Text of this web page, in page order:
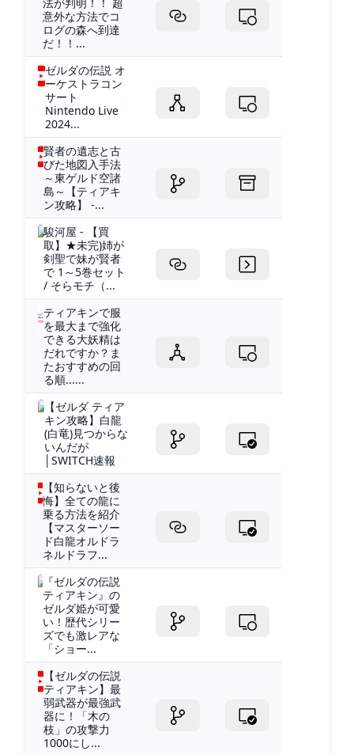
意外な方法でコ
ログの森へ到達
だ！！...
ゼルダの伝説 オ
ーケストラコン
サート
Nintendo Live
2024...
賢者の遺志と古
びた地図入手法
～東ゲルド空諸
島～【ティアキ
ン攻略】 -...
駿河屋 - 【買
取】★未完)姉が
剣聖で妹が賢者
で 1～5巻セット
/ そらモチ（...
ティアキンで服
を最大まで強化
できる大妖精は
だれですか？ま
たおすすめの回
る順......
【ゼルダ ティア
キン攻略】白龍
(白竜)見つからな
いんだが
│SWITCH速報
【知らないと後
悔】全ての龍に
乗る方法を紹介
【マスターソー
ド白龍オルドラ
ネルドラフ...
『ゼルダの伝説
ティアキン』の
ゼルダ姫が可愛
い！歴代シリー
ズでも激レアな
「ショー...
【ゼルダの伝説
ティアキン】最
弱武器が最強武
器に！「木の
枝」の攻撃力
1000にし...